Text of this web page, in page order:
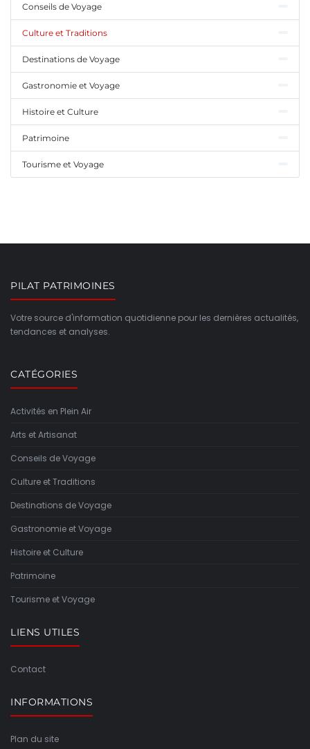
Conseils de Voyage
Culture et Traditions
Destinations de Voyage
Gastronomie et Voyage
Histoire et Culture
Patrimoine
Tourisme et Voyage
PILAT PATRIMOINES
Votre source d'information quotidienne pour les dernières actualités,
tendances et analyses.
CATÉGORIES
Activités en Plein Air
Arts et Artisanat
Conseils de Voyage
Culture et Traditions
Destinations de Voyage
Gastronomie et Voyage
Histoire et Culture
Patrimoine
Tourisme et Voyage
LIENS UTILES
Contact
INFORMATIONS
Plan du site